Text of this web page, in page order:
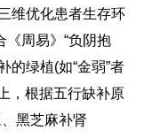
维优化患者生存环
周易》“负阴抱
的绿植(如“金弱”者
，根据五行缺补原
黑芝麻补肾